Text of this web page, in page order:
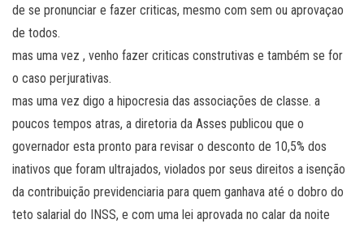
de se pronunciar e fazer criticas, mesmo com sem ou aprovaçao
de todos.
mas uma vez , venho fazer criticas construtivas e também se for
o caso perjurativas.
mas uma vez digo a hipocresia das associações de classe. a
poucos tempos atras, a diretoria da Asses publicou que o
governador esta pronto para revisar o desconto de 10,5% dos
inativos que foram ultrajados, violados por seus direitos a isenção
da contribuição previdenciaria para quem ganhava até o dobro do
teto salarial do INSS, e com uma lei aprovada no calar da noite